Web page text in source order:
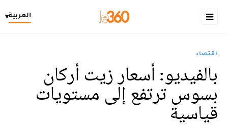
العربية▾
اقتصاد
بالفيديو: أسعار زيت أركان
بسوس ترتفع إلى مستويات
قياسية